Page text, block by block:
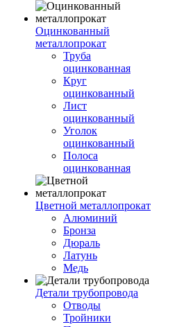
Оцинкованный
металлопрокат
Труба
оцинкованная
Круг
оцинкованный
Лист
оцинкованный
Уголок
оцинкованный
Полоса
оцинкованная
Цветной металлопрокат
Алюминий
Бронза
Дюраль
Латунь
Медь
Детали трубопровода
Отводы
Тройники